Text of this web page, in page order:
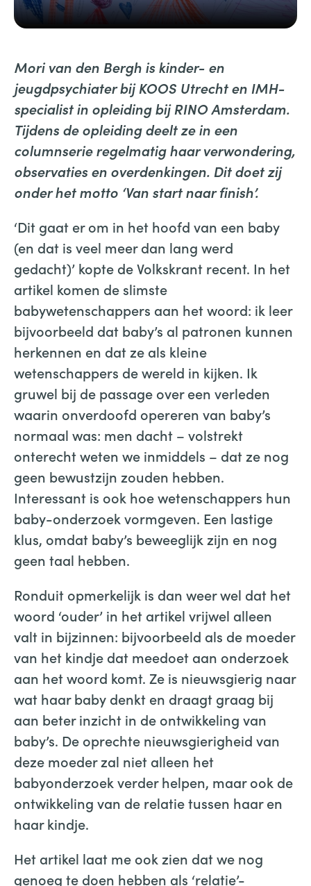
Mori van den Bergh is kinder- en
jeugdpsychiater bij KOOS Utrecht en IMH-
specialist in opleiding bij RINO Amsterdam.
Tijdens de opleiding deelt ze in een
columnserie regelmatig haar verwondering,
observaties en overdenkingen. Dit doet zij
onder het motto ‘Van start naar finish’.
‘Dit gaat er om in het hoofd van een baby
(en dat is veel meer dan lang werd
gedacht)’ kopte de Volkskrant recent. In het
artikel komen de slimste
babywetenschappers aan het woord: ik leer
bijvoorbeeld dat baby’s al patronen kunnen
herkennen en dat ze als kleine
wetenschappers de wereld in kijken. Ik
gruwel bij de passage over een verleden
waarin onverdoofd opereren van baby’s
normaal was: men dacht – volstrekt
onterecht weten we inmiddels – dat ze nog
geen bewustzijn zouden hebben.
Interessant is ook hoe wetenschappers hun
baby-onderzoek vormgeven. Een lastige
klus, omdat baby’s beweeglijk zijn en nog
geen taal hebben.
Ronduit opmerkelijk is dan weer wel dat het
woord ‘ouder’ in het artikel vrijwel alleen
valt in bijzinnen: bijvoorbeeld als de moeder
van het kindje dat meedoet aan onderzoek
aan het woord komt. Ze is nieuwsgierig naar
wat haar baby denkt en draagt graag bij
aan beter inzicht in de ontwikkeling van
baby’s. De oprechte nieuwsgierigheid van
deze moeder zal niet alleen het
babyonderzoek verder helpen, maar ook de
ontwikkeling van de relatie tussen haar en
haar kindje.
Het artikel laat me ook zien dat we nog
genoeg te doen hebben als ‘relatie’-